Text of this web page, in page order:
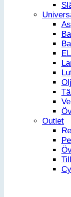
Outlet